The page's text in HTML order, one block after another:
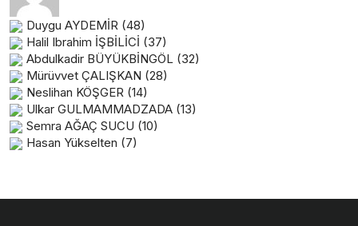
Duygu AYDEMİR (48)
Halil Ibrahim İŞBİLİCİ (37)
Abdulkadir BÜYÜKBİNGÖL (32)
Mürüvvet ÇALIŞKAN (28)
Neslihan KÖŞGER (14)
Ulkar GULMAMMADZADA (13)
Semra AĞAÇ SUCU (10)
Hasan Yükselten (7)